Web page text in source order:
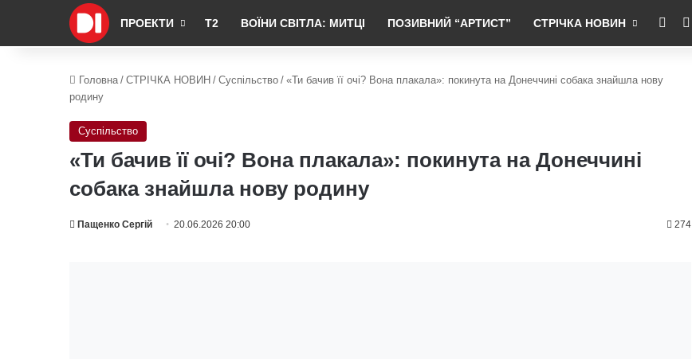
ПРОЕКТИ Т2 ВОЇНИ СВІТЛА: МИТЦІ ПОЗИВНИЙ “АРТИСТ” СТРІЧКА НОВИН RSS
Головна / СТРІЧКА НОВИН / Суспільство / «Ти бачив її очі? Вона плакала»: покинута на Донеччині собака знайшла нову
родину
Суспільство
«Ти бачив її очі? Вона плакала»: покинута на Донеччині
собака знайшла нову родину
Пащенко Сергій 20.06.2026 20:00 274